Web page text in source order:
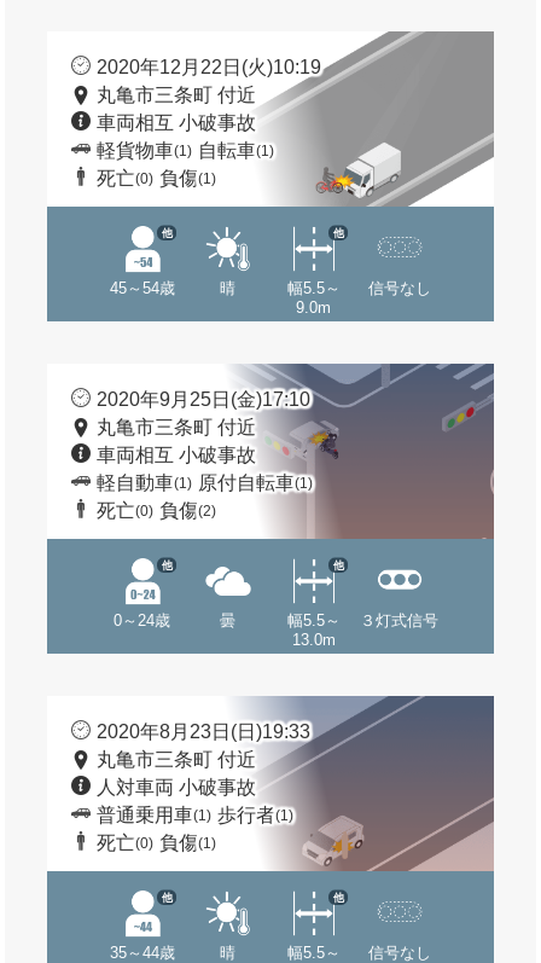
2020年12月22日(火)10:19
丸亀市三条町 付近
車両相互 小破事故
軽貨物車(1) 自転車(1)
死亡(0) 負傷(1)
45～54歳
他
晴
幅5.5～
9.0m
他
信号なし
2020年9月25日(金)17:10
丸亀市三条町 付近
車両相互 小破事故
軽自動車(1) 原付自転車(1)
死亡(0) 負傷(2)
0～24歳
他
曇
幅5.5～
13.0m
他
３灯式信号
2020年8月23日(日)19:33
丸亀市三条町 付近
人対車両 小破事故
普通乗用車(1) 歩行者(1)
死亡(0) 負傷(1)
35～44歳
他
晴 幅5.5～
他
信号なし